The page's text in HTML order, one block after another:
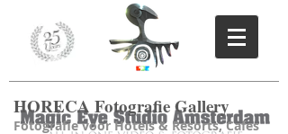
Fotografie voor Hotels & Resorts, Cafes
HORECA Fotografie Gallery